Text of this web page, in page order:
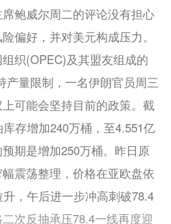
鲍威尔周二的评论没有担心
偏好，并对美元构成压力。
织(OPEC)及其盟友组成的
产量限制，一名伊朗官员周三
可能会坚持目前的政策。截
存增加240万桶，至4.551亿
期是增加250万桶。昨日原
震荡整理，价格在亚欧盘依
，午后进一步冲高刺破78.4
次反抽承压78.4一线再度迎